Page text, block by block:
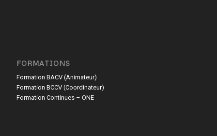
FORMATIONS
Formation BACV (Animateur)
Formation BCCV (Coordinateur)
Formation Continues – ONE